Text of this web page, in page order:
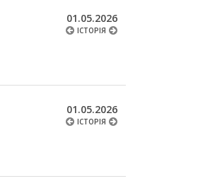
01.05.2026
ІСТОРІЯ
01.05.2026
ІСТОРІЯ